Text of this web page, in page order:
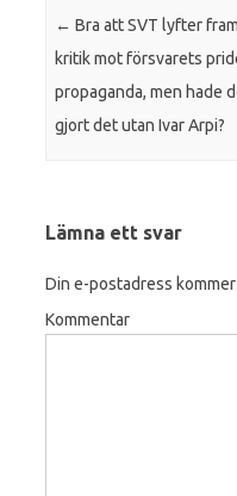
Inläggsnavigering
← Bra att SVT lyfter fram
kritik mot försvarets
propaganda, men hade
gjort det utan Ivar Arpi?
Lämna ett svar
Din e-postadress
Kommentar